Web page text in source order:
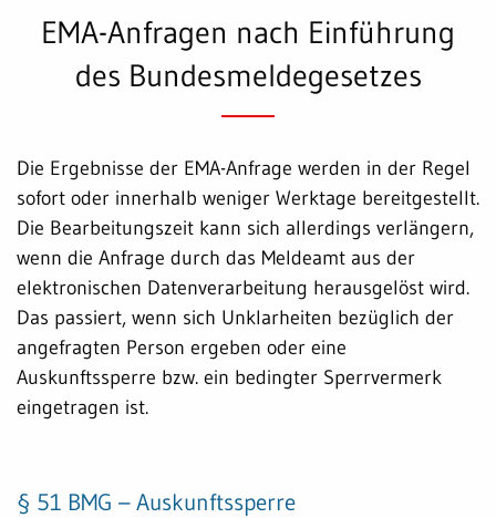
EMA-Anfragen nach Einführung
des Bundesmeldegesetzes
Die Ergebnisse der EMA-Anfrage werden in der Regel
sofort oder innerhalb weniger Werktage bereitgestellt.
Die Bearbeitungszeit kann sich allerdings verlängern,
wenn die Anfrage durch das Meldeamt aus der
elektronischen Datenverarbeitung herausgelöst wird.
Das passiert, wenn sich Unklarheiten bezüglich der
angefragten Person ergeben oder eine
Auskunftssperre bzw. ein bedingter Sperrvermerk
eingetragen ist.
§ 51 BMG – Auskunftssperre